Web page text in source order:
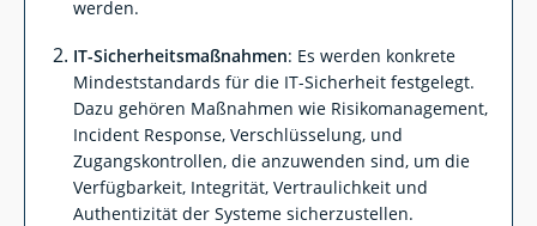
werden.
IT-Sicherheitsmaßnahmen: Es werden konkrete
Mindeststandards für die IT-Sicherheit festgelegt.
Dazu gehören Maßnahmen wie Risikomanagement,
Incident Response, Verschlüsselung, und
Zugangskontrollen, die anzuwenden sind, um die
Verfügbarkeit, Integrität, Vertraulichkeit und
Authentizität der Systeme sicherzustellen.